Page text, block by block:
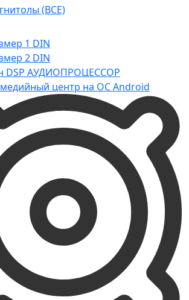
(ВСЕ)
1 DIN
2 DIN
DSP АУДИОПРОЦЕССОР
центр на ОС Android